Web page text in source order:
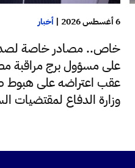
6 أغسطس 2026 | أخبار
خاص.. مصادر خاصة
على مسؤول برج مراقبة
عقب اعتراضه على هبوط
وزارة الدفاع لمقتضيات